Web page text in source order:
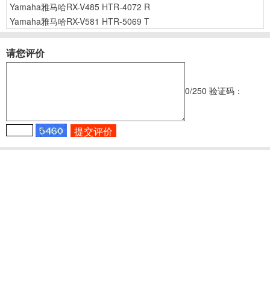
Yamaha雅马哈RX-V485 HTR-4072 R
Yamaha雅马哈RX-V581 HTR-5069 T
请您评价
0/250 验证码：